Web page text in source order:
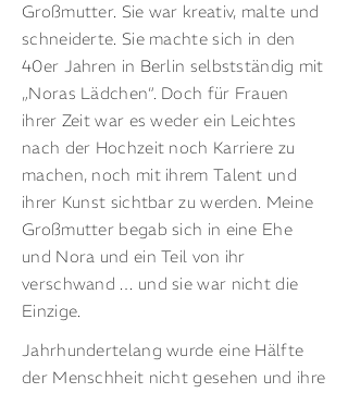
Großmutter. Sie war kreativ, malte und
schneiderte. Sie machte sich in den
40er Jahren in Berlin selbstständig mit
„Noras Lädchen“. Doch für Frauen
ihrer Zeit war es weder ein Leichtes
nach der Hochzeit noch Karriere zu
machen, noch mit ihrem Talent und
ihrer Kunst sichtbar zu werden. Meine
Großmutter begab sich in eine Ehe
und Nora und ein Teil von ihr
verschwand … und sie war nicht die
Einzige.
Jahrhundertelang wurde eine Hälfte
der Menschheit nicht gesehen und ihre